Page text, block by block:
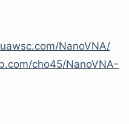
NanoVNA/
cho45/NanoVNA-